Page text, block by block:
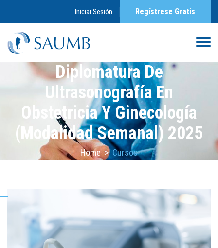
Iniciar Sesión Regístrese Gratis
Diplomatura De
Ultrasonografía En
Obstetricia Y Ginecología
(Modalidad Semanal) 2025
Home> Cursos